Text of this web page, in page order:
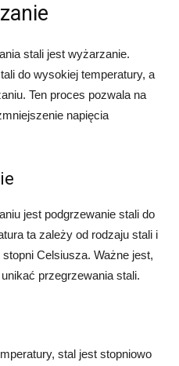
stali jest wyżarzanie.
do wysokiej temperatury, a
Ten proces pozwala na
napięcia
jest podgrzewanie stali do
ta zależy od rodzaju stali i
Celsiusza. Ważne jest,
przegrzewania stali.
stal jest stopniowo